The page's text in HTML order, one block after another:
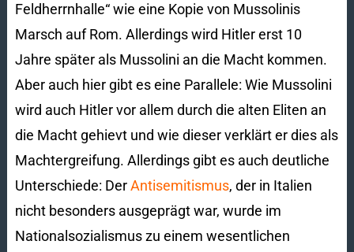
Feldherrnhalle“ wie eine Kopie von Mussolinis
Marsch auf Rom. Allerdings wird Hitler erst 10
Jahre später als Mussolini an die Macht kommen.
Aber auch hier gibt es eine Parallele: Wie Mussolini
wird auch Hitler vor allem durch die alten Eliten an
die Macht gehievt und wie dieser verklärt er dies als
Machtergreifung. Allerdings gibt es auch deutliche
Unterschiede: DerAntisemitismus, der in Italien
nicht besonders ausgeprägt war, wurde im
Nationalsozialismus zu einem wesentlichen